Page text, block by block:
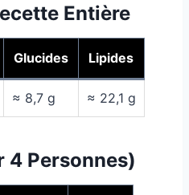
Entière
Glucides Lipides
≈ 8,7 g ≈ 22,1 g
4 Personnes)